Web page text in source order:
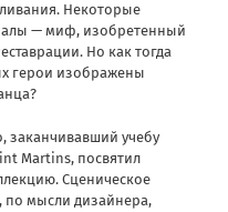
Некоторые
— миф, изобретенный
Но как тогда
герои изображены
заканчивавший учебу
Martins, посвятил
Сценическое
по мысли дизайнера,